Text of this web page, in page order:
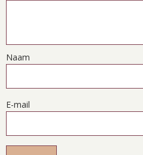
Naam
E-mail